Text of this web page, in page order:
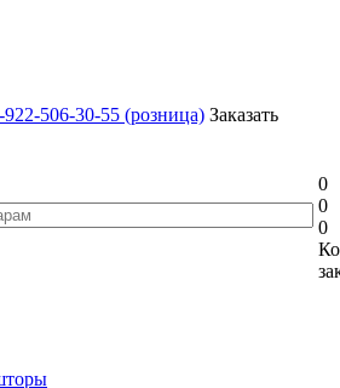
922-506-30-55 (розница) Заказать
0
0
0